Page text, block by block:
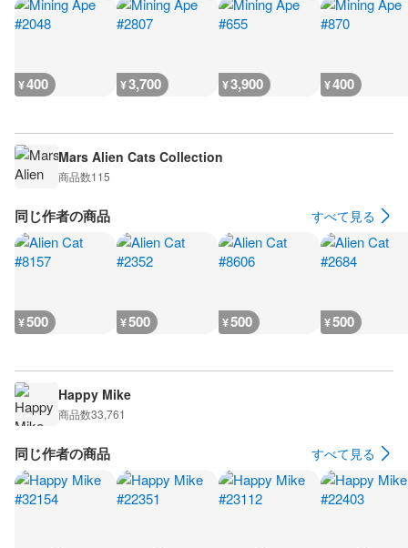
¥400 ¥3,700 ¥3,900 ¥400
Mars Alien Cats Collection
商品数115
同じ作者の商品 すべて見る
¥500 ¥500 ¥500 ¥500
Happy Mike
商品数33,761
同じ作者の商品 すべて見る